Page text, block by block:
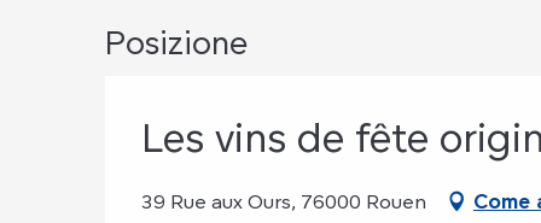
Posizione
Les vins de fête
39 Rue aux Ours, 76000 Rouen Come